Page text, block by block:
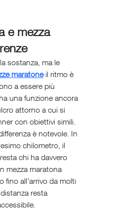
e mezza
sostanza, ma le
maratone il ritmo è
a essere più
una funzione ancora
attorno a cui si
con obiettivi simili.
è notevole. In
chilometro, il
chi ha davvero
mezza maratona
fino all’arrivo da molti
resta